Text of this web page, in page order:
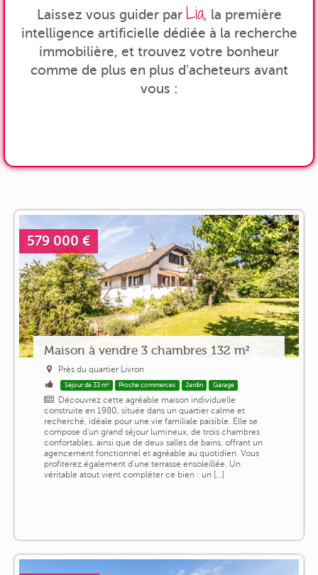
Laissez vous guider par Lia, la première
intelligence artificielle dédiée à la recherche
immobilière, et trouvez votre bonheur
comme de plus en plus d'acheteurs avant
vous :
579 000 €
Maison à vendre 3 chambres 132 m²
Près du quartier Livron
Séjour de 33 m² Proche commerces Jardin Garage
Découvrez cette agréable maison individuelle
construite en 1980, située dans un quartier calme et
recherché, idéale pour une vie familiale paisible. Elle se
compose d'un grand séjour lumineux, de trois chambres
confortables, ainsi que de deux salles de bains, offrant un
agencement fonctionnel et agréable au quotidien. Vous
profiterez également d'une terrasse ensoleillée. Un
véritable atout vient compléter ce bien : un [...]